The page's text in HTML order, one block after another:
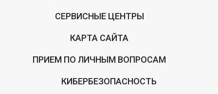
СЕРВИСНЫЕ ЦЕНТРЫ
КАРТА САЙТА
ПРИЕМ ПО ЛИЧНЫМ ВОПРОСАМ
КИБЕРБЕЗОПАСНОСТЬ